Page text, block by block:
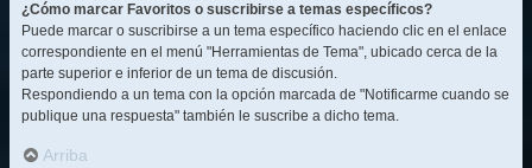
¿Cómo marcar Favoritos o suscribirse a temas específicos?
Puede marcar o suscribirse a un tema específico haciendo clic en el enlace
correspondiente en el menú "Herramientas de Tema", ubicado cerca de la
parte superior e inferior de un tema de discusión.
Respondiendo a un tema con la opción marcada de "Notificarme cuando se
publique una respuesta" también le suscribe a dicho tema.
Arriba